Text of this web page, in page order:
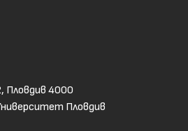
Пловдив 4000
Пловдив